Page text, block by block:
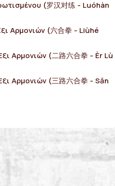
(罗汉对练 - Luóhàn
Αρμονιών (六合拳 - Liùhé
Αρμονιών (二路六合拳 - Èr Lù
Αρμονιών (三路六合拳 - Sān